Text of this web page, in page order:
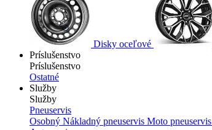
Disky oceľové
Príslušenstvo
Príslušenstvo
Ostatné
Služby
Služby
Pneuservis
Osobný Nákladný pneuservis Moto pneuservis